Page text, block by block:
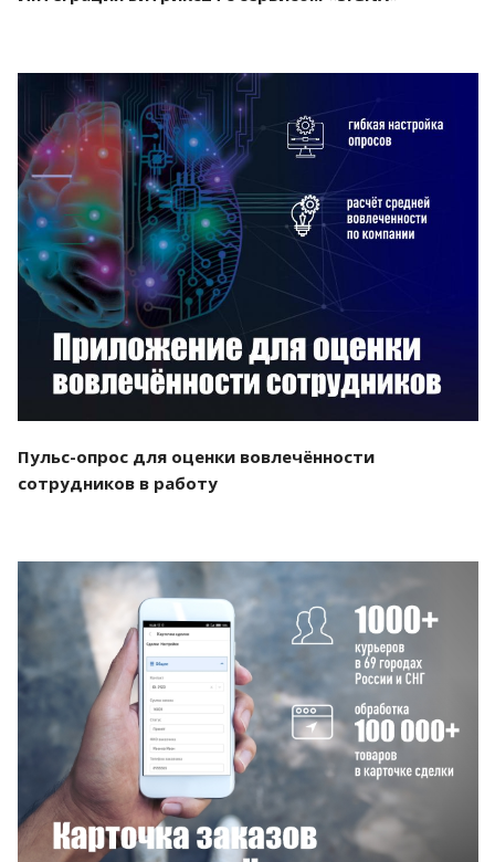
Смотреть проект
Пульс-опрос для оценки вовлечённости
сотрудников в работу
Смотреть проект